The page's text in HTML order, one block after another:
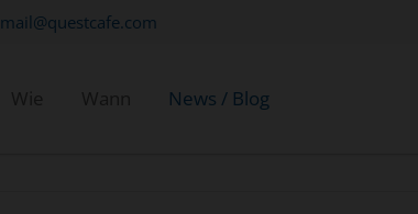
mail@questcafe.com
News / Blog